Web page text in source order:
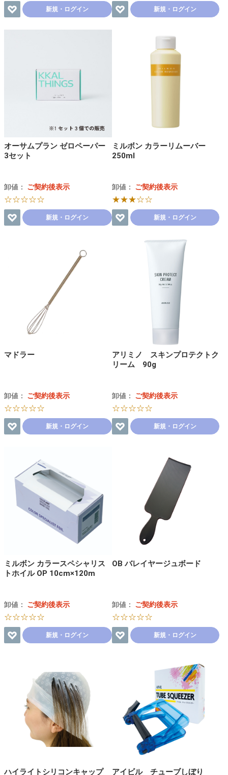
新規・ログイン 新規・ログイン
オーサムプラン ゼロペーパー
3セット
卸値： ご契約後表示
☆☆☆☆☆
新規・ログイン
ミルボン カラーリムーバー
250ml
卸値： ご契約後表示
★★★☆☆
新規・ログイン
マドラー
卸値： ご契約後表示
☆☆☆☆☆
新規・ログイン
アリミノ スキンプロテクトク
リーム 90g
卸値： ご契約後表示
☆☆☆☆☆
新規・ログイン
ミルボン カラースペシャリス
トホイル OP 10cm×120m
卸値： ご契約後表示
☆☆☆☆☆
新規・ログイン
OB バレイヤージュボード
卸値： ご契約後表示
☆☆☆☆☆
新規・ログイン
ハイライトシリコンキャップ アイビル チューブしぼり